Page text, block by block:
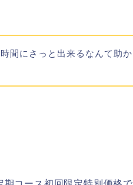
間にさっと出来るなんて助か